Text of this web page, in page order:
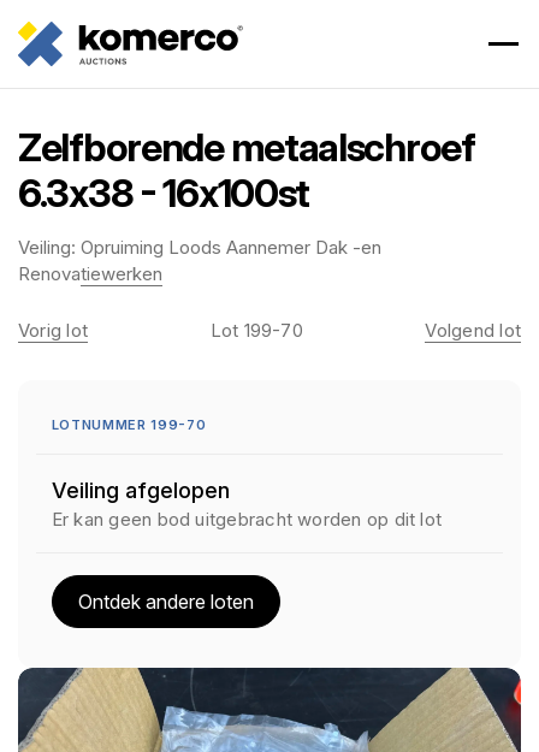
Zelfborende metaalschroef
6.3x38 - 16x100st
Veiling: Opruiming Loods Aannemer Dak -en
Renovatiewerken
Vorig lot Lot 199-70 Volgend lot
LOTNUMMER 199-70
Veiling afgelopen
Er kan geen bod uitgebracht worden op dit lot
Ontdek andere loten